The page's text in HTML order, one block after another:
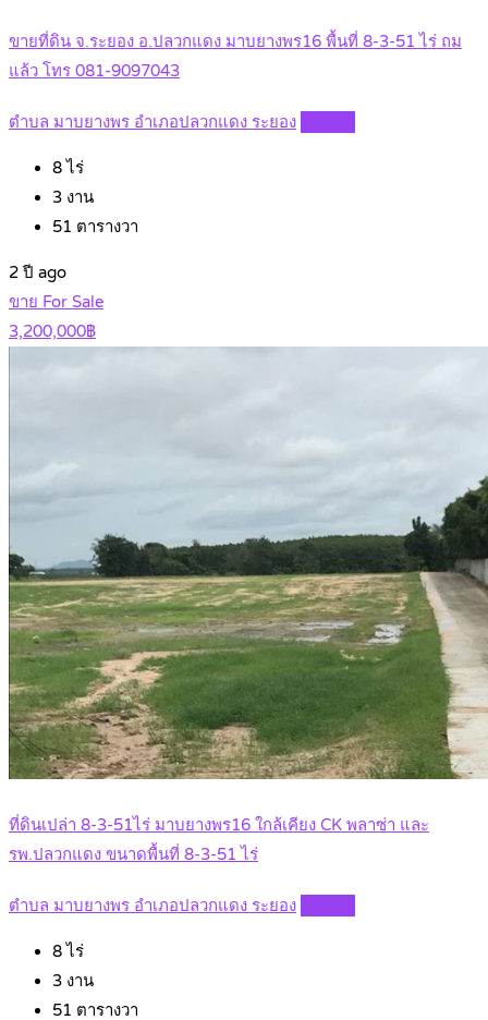
ขายที่ดิน จ.ระยอง อ.ปลวกแดง มาบยางพร16 พื้นที่ 8-3-51 ไร่ ถม
แล้ว โทร 081-9097043
ตำบล มาบยางพร อำเภอปลวกแดง ระยอง
8ไร่
3 งาน
51 ตารางวา
2 ปี ago
ขาย For Sale
3,200,000฿
ที่ดินเปล่า 8-3-51ไร่ มาบยางพร16 ใกล้เคียง CK พลาซ่า และ
รพ.ปลวกแดง ขนาดพื้นที่ 8-3-51 ไร่
ตำบล มาบยางพร อำเภอปลวกแดง ระยอง
8ไร่
3 งาน
51 ตารางวา